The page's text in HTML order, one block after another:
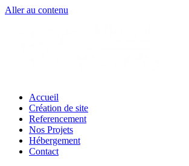
Aller au contenu
Accueil
Création de site
Referencement
Nos Projets
Hébergement
Contact